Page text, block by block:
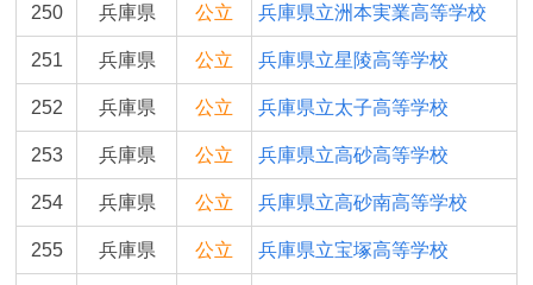
250 兵庫県 公立 兵庫県立洲本実業高等学校
251 兵庫県 公立 兵庫県立星陵高等学校
252 兵庫県 公立 兵庫県立太子高等学校
253 兵庫県 公立 兵庫県立高砂高等学校
254 兵庫県 公立 兵庫県立高砂南高等学校
255 兵庫県 公立 兵庫県立宝塚高等学校